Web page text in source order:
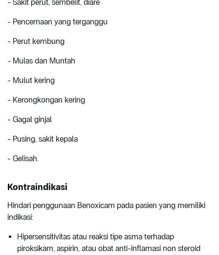
- Sakit perut, sembelit, diare
- Pencernaan yang terganggu
- Perut kembung
- Mulas dan Muntah
- Mulut kering
- Kerongkongan kering
- Gagal ginjal
- Pusing, sakit kepala
- Gelisah.
Kontraindikasi
Hindari penggunaan Benoxicam pada pasien yang memiliki
indikasi:
Hipersensitivitas atau reaksi tipe asma terhadap
piroksikam, aspirin, atau obat anti-inflamasi non steroid